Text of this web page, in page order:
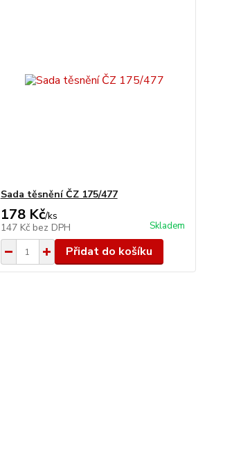
Sada těsnění ČZ 175/477
178 Kč/ks
147 Kč bez DPH Skladem
Přidat do košíku